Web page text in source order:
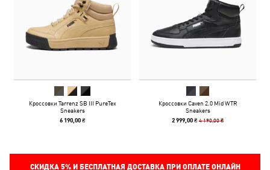
Кроссовки Tarrenz SB III PureTex
Sneakers
6 190,00 ₴
Кроссовки Caven 2.0 Mid WTR
Sneakers
2 999,00 ₴4 190,00 ₴
СКИДКА 5%И БЕСПЛАТНАЯ ДОСТАВКА ПРИ ОПЛАТЕ ОНЛАЙН